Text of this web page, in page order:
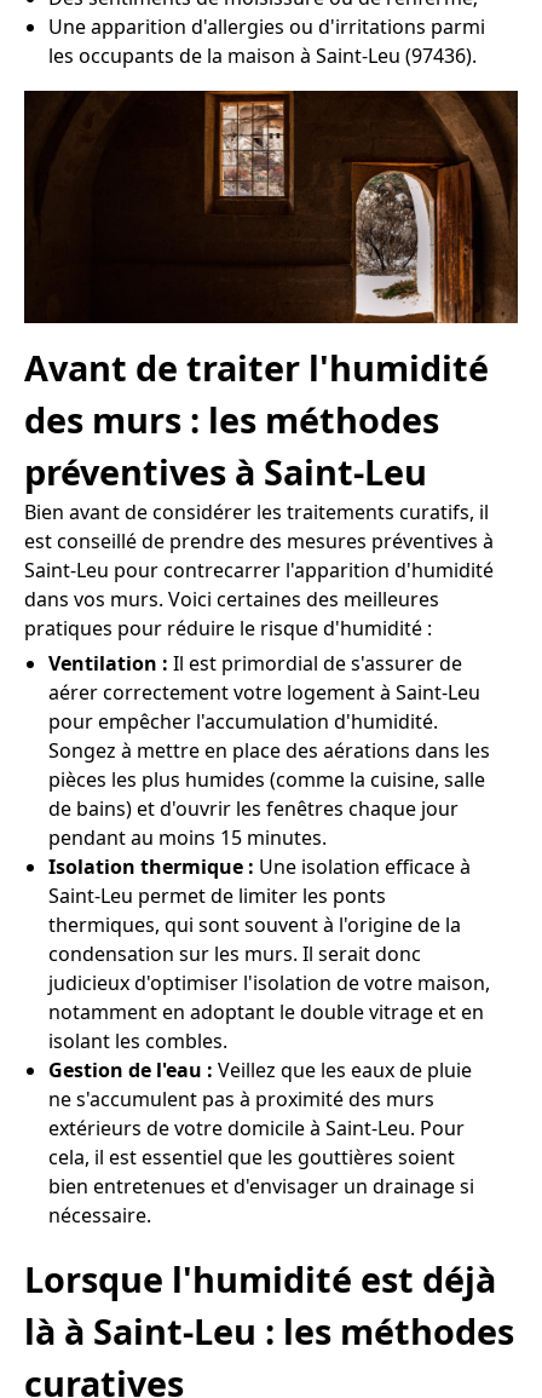
Une apparition d'allergies ou d'irritations parmi
les occupants de la maison à Saint-Leu (97436).
Avant de traiter l'humidité
des murs : les méthodes
préventives à Saint-Leu
Bien avant de considérer les traitements curatifs, il
est conseillé de prendre des mesures préventives à
Saint-Leu pour contrecarrer l'apparition d'humidité
dans vos murs. Voici certaines des meilleures
pratiques pour réduire le risque d'humidité :
Ventilation : Il est primordial de s'assurer de
aérer correctement votre logement à Saint-Leu
pour empêcher l'accumulation d'humidité.
Songez à mettre en place des aérations dans les
pièces les plus humides (comme la cuisine, salle
de bains) et d'ouvrir les fenêtres chaque jour
pendant au moins 15 minutes.
Isolation thermique : Une isolation efficace à
Saint-Leu permet de limiter les ponts
thermiques, qui sont souvent à l'origine de la
condensation sur les murs. Il serait donc
judicieux d'optimiser l'isolation de votre maison,
notamment en adoptant le double vitrage et en
isolant les combles.
Gestion de l'eau : Veillez que les eaux de pluie
ne s'accumulent pas à proximité des murs
extérieurs de votre domicile à Saint-Leu. Pour
cela, il est essentiel que les gouttières soient
bien entretenues et d'envisager un drainage si
nécessaire.
Lorsque l'humidité est déjà
là à Saint-Leu : les méthodes
curatives